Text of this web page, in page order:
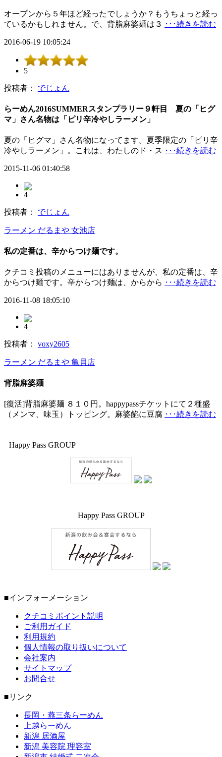
オープンから５年ほど経ったでしょうか？もうちょっと経っ
ているかもしれません。で、背脂麻婆麺は３ ･･･続きを読む
2016-06-19 10:05:24
5
投稿者： でじょん
らーめん2016SUMMERスタンプラリー９軒目 夏の「ヒグ
マ」さん名物は「ピリ辛冷やしラーメン」
夏の「ヒグマ」さん名物になってます。夏季限定の「ピリ辛
冷やしラーメン」。これは、わたしのド・ス ･･･続きを読む
2015-11-06 01:40:58
4
投稿者： でじょん
ラーメン だるまや 女池店
私の定番は、辛からつけ麺です。
クチコミ投稿のメニューにはありませんが、私の定番は、辛
からつけ麺です。辛からつけ麺は、からから ･･･続きを読む
2016-11-08 18:05:10
4
投稿者： voxy2605
ラーメン だるまや 亀貝店
背脂麻婆麺
[復活]背脂麻婆麺 ８１０円。happypassチケットにて２種盛
（メンマ、味玉）トッピング。麻婆餡に豆腐 ･･･続きを読む
Happy Pass GROUP
Happy Pass GROUP
■インフォーメーション
クチコミポイント説明
ご利用ガイド
利用規約
個人情報の取り扱いについて
会社案内
サイトマップ
お問合せ
■リンク
長岡・燕三条らーめん
上越らーめん
新潟 居酒屋
新潟 美容院 理容室